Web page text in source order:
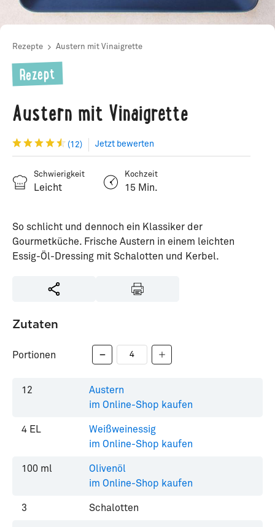
Rezepte Austern mit Vinaigrette
Rezept
Austern mit Vinaigrette
(12) Jetzt bewerten
Schwierigkeit
Leicht
Kochzeit
15 Min.
So schlicht und dennoch ein Klassiker der
Gourmetküche. Frische Austern in einem leichten
Essig-Öl-Dressing mit Schalotten und Kerbel.
Zutaten
Portionen
12
Austern
im Online-Shop kaufen
4 EL
Weißweinessig
im Online-Shop kaufen
100 ml
Olivenöl
im Online-Shop kaufen
3 Schalotten